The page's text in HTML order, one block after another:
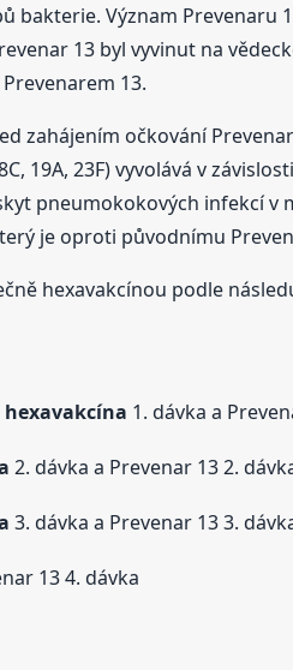
bakterie. Význam
13 byl vyvinut na
13.
zahájením očkování
19A, 23F) vyvolává v
pneumokokových infekcí
je oproti původnímu
hexavakcínou podle
hexavakcína 1. dávka a
2. dávka a Prevenar 13 2.
3. dávka a Prevenar 13 3.
13 4. dávka